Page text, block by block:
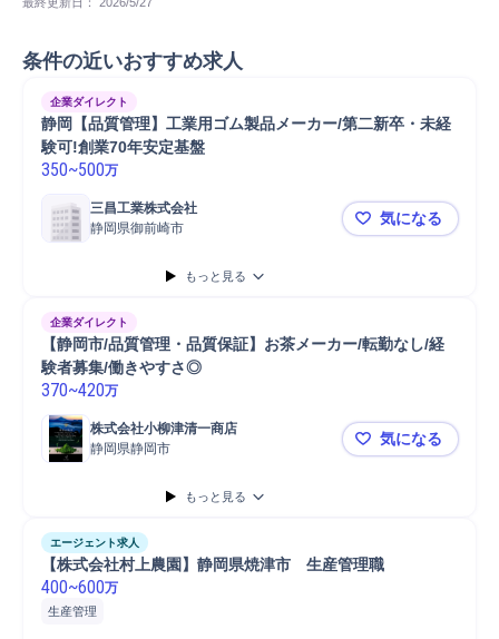
条件の近いおすすめ求人
企業ダイレクト
静岡【品質管理】工業用ゴム製品メーカー/第二新卒・未経
験可!創業70年安定基盤
350~500万
三昌工業株式会社
静岡県御前崎市
静岡【品質
気になる
もっと見る
企業ダイレクト
【静岡市/品質管理・品質保証】お茶メーカー/転勤なし/経
験者募集/働きやすさ◎
370~420万
株式会社小柳津清一商店
静岡県静岡市
【静岡市/
気になる
もっと見る
エージェント求人
【株式会社村上農園】静岡県焼津市　生産管理職
400~600万
生産管理